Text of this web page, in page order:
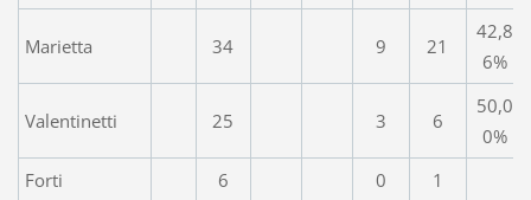
Marietta 34 9 21
42,8
6%
Valentinetti 25 3 6
50,0
0%
Forti
6 0 1